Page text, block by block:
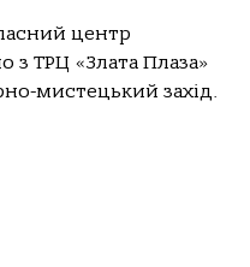
центр
з ТРЦ «Злата Плаза»
мистецький захід.